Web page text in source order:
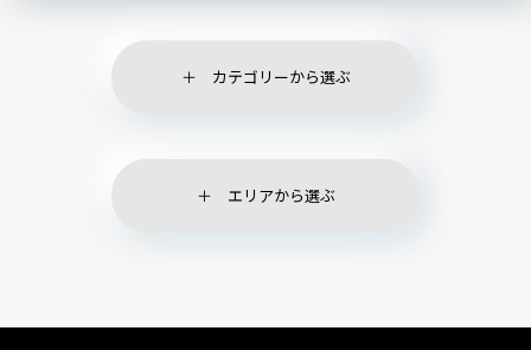
カテゴリーから選ぶ
エリアから選ぶ